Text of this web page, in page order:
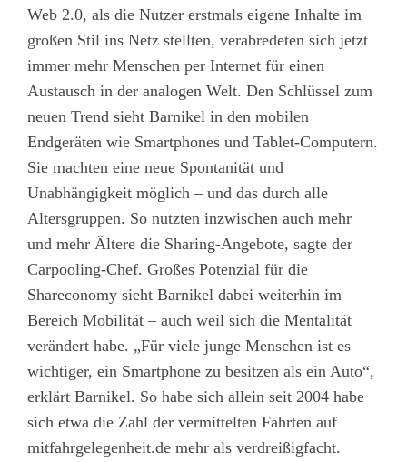
Web 2.0, als die Nutzer erstmals eigene Inhalte im
großen Stil ins Netz stellten, verabredeten sich jetzt
immer mehr Menschen per Internet für einen
Austausch in der analogen Welt. Den Schlüssel zum
neuen Trend sieht Barnikel in den mobilen
Endgeräten wie Smartphones und Tablet-Computern.
Sie machten eine neue Spontanität und
Unabhängigkeit möglich – und das durch alle
Altersgruppen. So nutzten inzwischen auch mehr
und mehr Ältere die Sharing-Angebote, sagte der
Carpooling-Chef. Großes Potenzial für die
Shareconomy sieht Barnikel dabei weiterhin im
Bereich Mobilität – auch weil sich die Mentalität
verändert habe. „Für viele junge Menschen ist es
wichtiger, ein Smartphone zu besitzen als ein Auto“,
erklärt Barnikel. So habe sich allein seit 2004 habe
sich etwa die Zahl der vermittelten Fahrten auf
mitfahrgelegenheit.de mehr als verdreißigfacht.